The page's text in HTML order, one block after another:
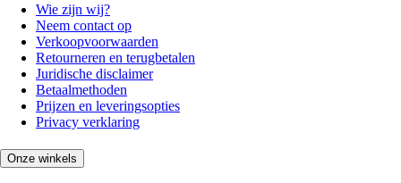
Wie zijn wij?
Neem contact op
Verkoopvoorwaarden
Retourneren en terugbetalen
Juridische disclaimer
Betaalmethoden
Prijzen en leveringsopties
Privacy verklaring
Onze winkels